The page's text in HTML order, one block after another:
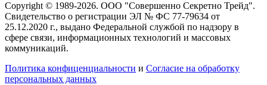
Copyright © 1989-2026. ООО "Совершенно Секретно Трейд".
Свидетельство о регистрации ЭЛ № ФС 77-79634 от
25.12.2020 г., выдано Федеральной службой по надзору в
сфере связи, информационных технологий и массовых
коммуникаций.
Политика конфиценциальности и Согласие на обработку
персональных данных